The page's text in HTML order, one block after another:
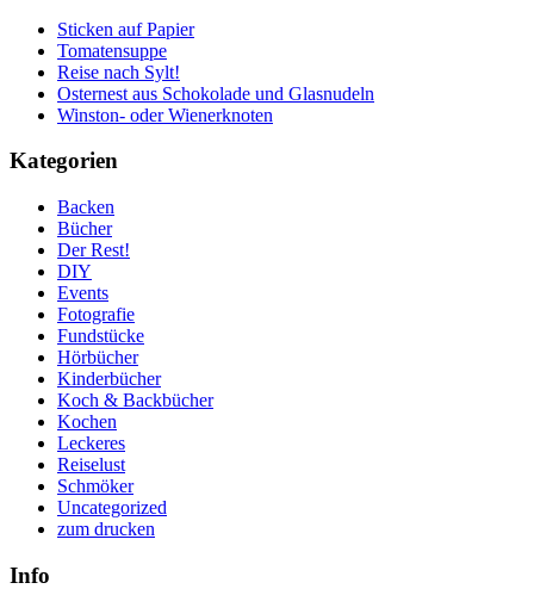
Sticken auf Papier
Tomatensuppe
Reise nach Sylt!
Osternest aus Schokolade und Glasnudeln
Winston- oder Wienerknoten
Kategorien
Backen
Bücher
Der Rest!
DIY
Events
Fotografie
Fundstücke
Hörbücher
Kinderbücher
Koch & Backbücher
Kochen
Leckeres
Reiselust
Schmöker
Uncategorized
zum drucken
Info